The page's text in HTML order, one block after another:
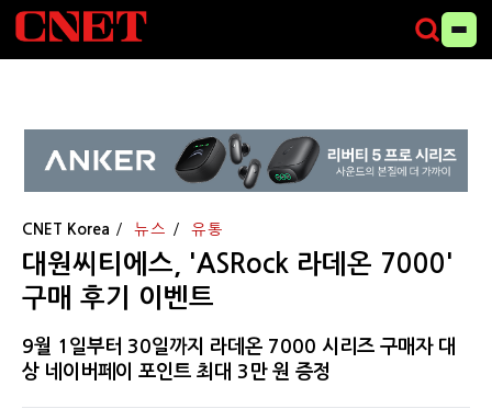
CNET Korea 뉴스 유통
대원씨티에스, 'ASRock 라데온 7000'
구매 후기 이벤트
9월 1일부터 30일까지 라데온 7000 시리즈 구매자 대
상 네이버페이 포인트 최대 3만 원 증정